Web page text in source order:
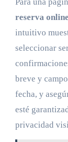
reserva online
intuitivo
seleccionar
breve y
fecha, y
esté
privacidad